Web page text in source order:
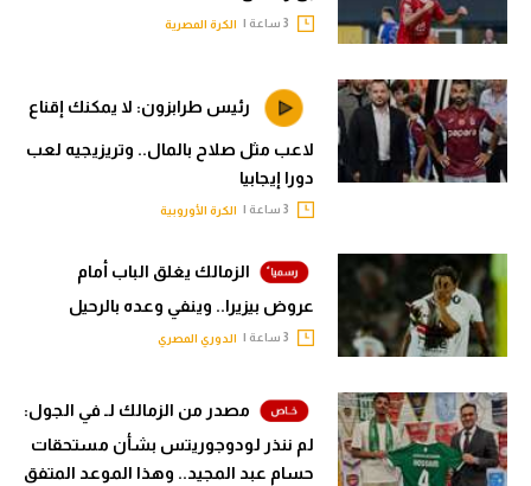
الكرة المصرية
رئيس طرابزون: لا يمكنك إقناع
لاعب مثل صلاح بالمال.. وتريزيجيه لعب
دورا إيجابيا
الكرة الأوروبية
الزمالك يغلق الباب أمام
عروض بيزيرا.. وينفي وعده بالرحيل
الدوري المصري
مصدر من الزمالك لـ في الجول:
لم ننذر لودوجوريتس بشأن مستحقات
حسام عبد المجيد.. وهذا الموعد المتفق